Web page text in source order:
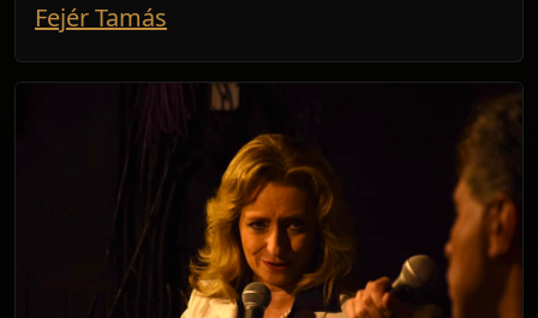
Fejér Tamás